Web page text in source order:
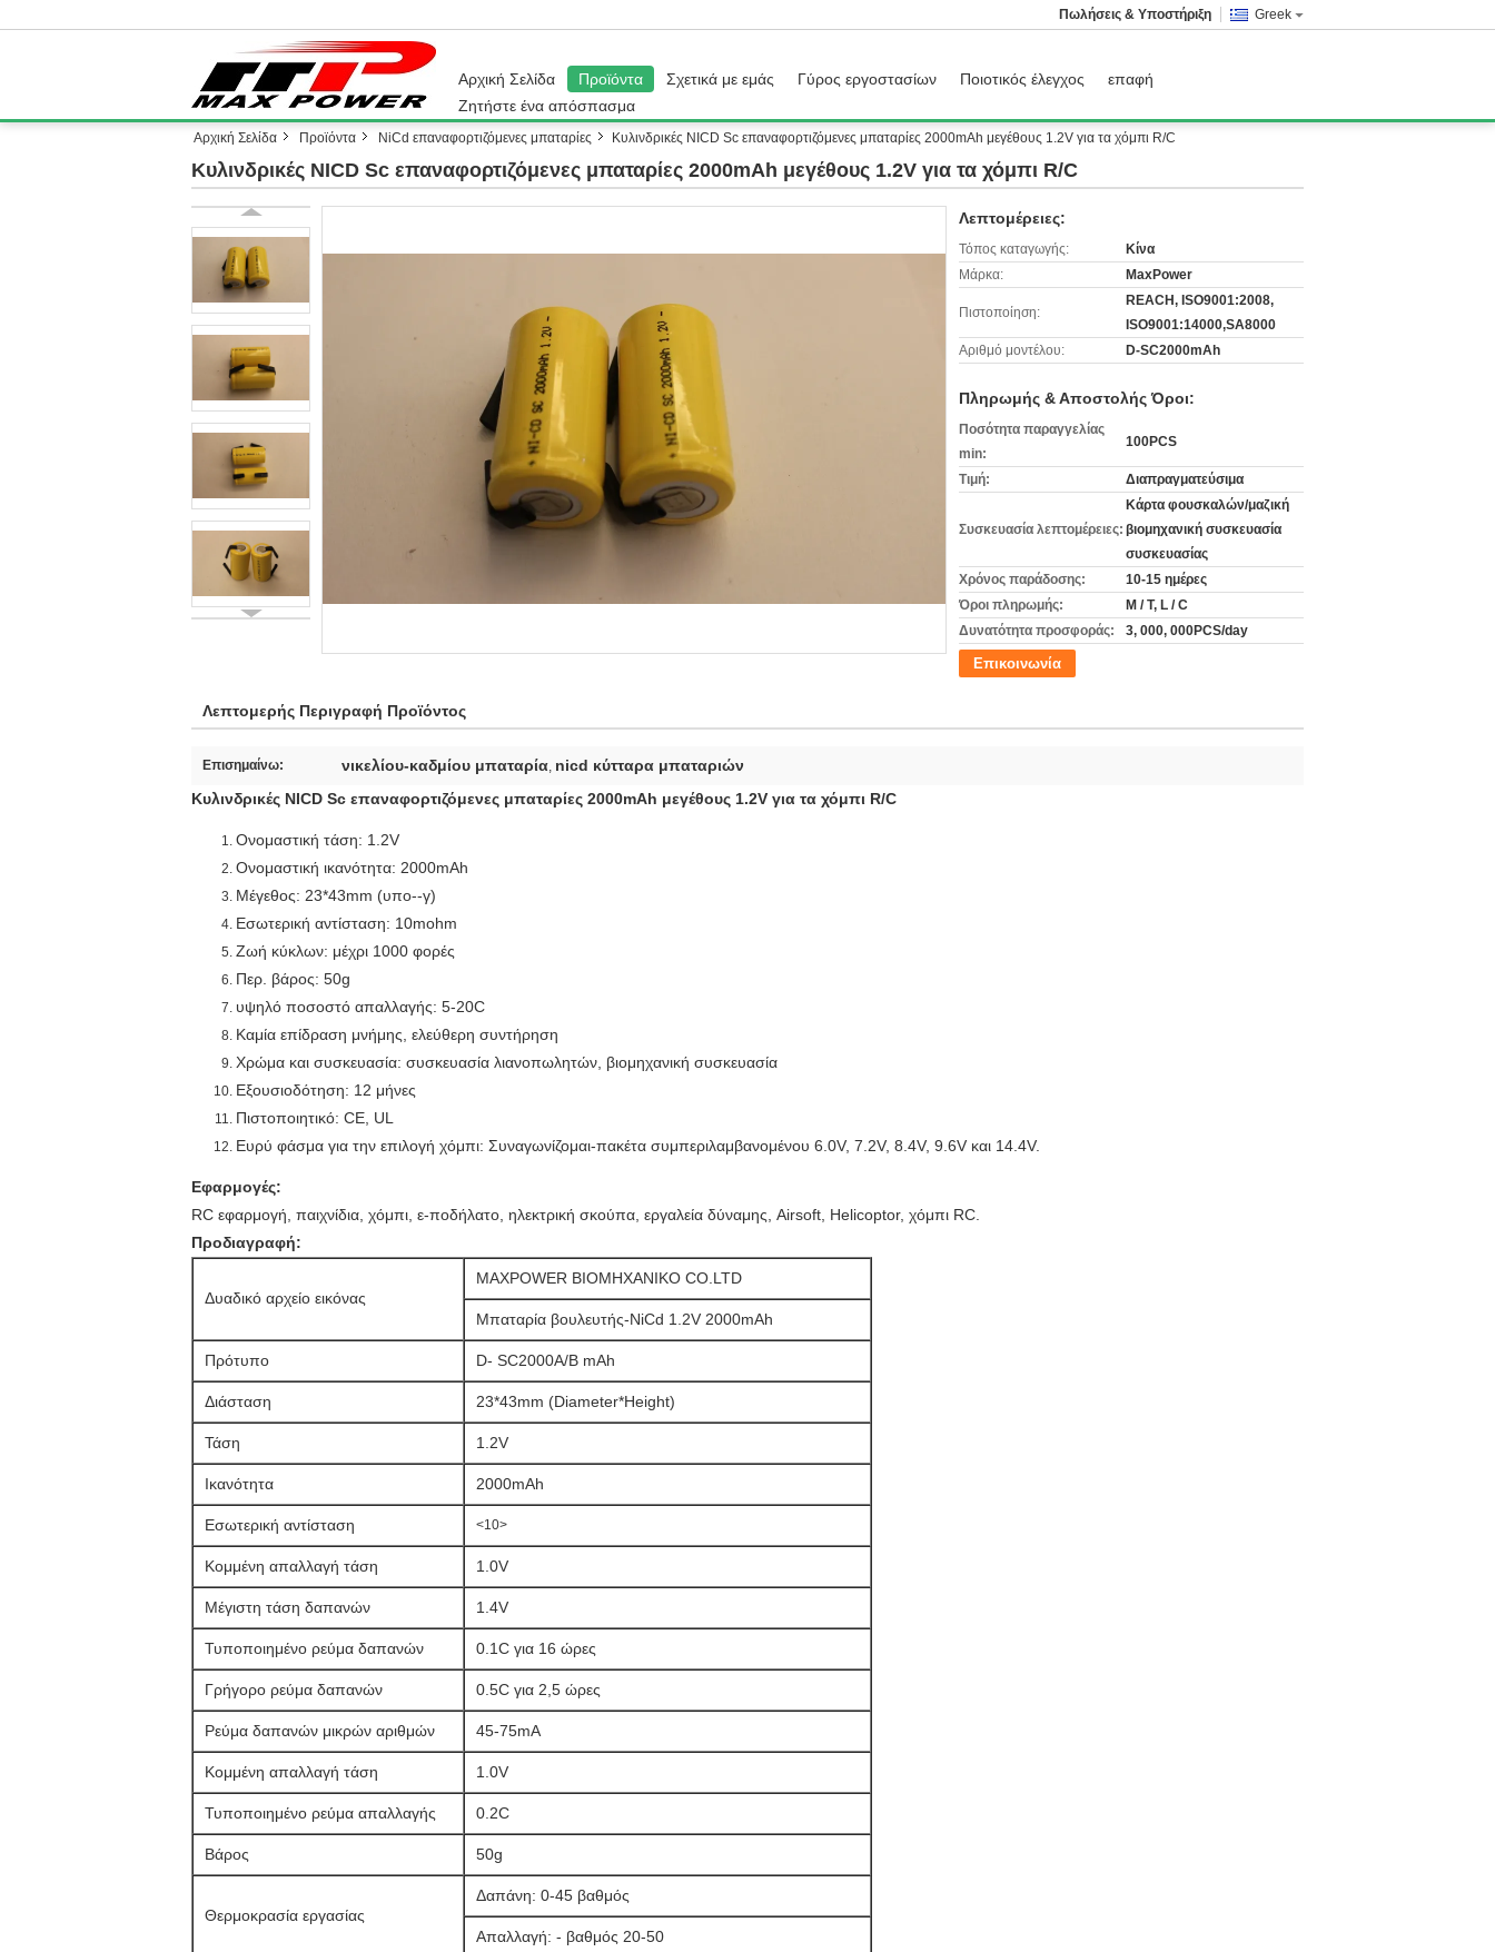
Greek
Πωλήσεις & Υποστήριξη
Αρχική Σελίδα Προϊόντα Σχετικά με εμάς Γύρος εργοστασίων Ποιοτικός έλεγχος
επαφή
Ζητήστε ένα απόσπασμα
Αρχική Σελίδα Προϊόντα NiCd επαναφορτιζόμενες μπαταρίες Κυλινδρικές NICD Sc επαναφορτιζόμενες μπαταρίες 2000mAh μεγέθους 1.2V για τα χόμπι R/C
Κυλινδρικές NICD Sc επαναφορτιζόμενες μπαταρίες 2000mAh μεγέθους 1.2V για τα χόμπι R/C
Λεπτομέρειες:
Τόπος καταγωγής:
Κίνα
Μάρκα:
MaxPower
Πιστοποίηση:
REACH, ISO9001:2008,
ISO9001:14000,SA8000
Αριθμό μοντέλου:
D-SC2000mAh
Πληρωμής & Αποστολής Όροι:
Ποσότητα παραγγελίας
min:
100PCS
Τιμή: Διαπραγματεύσιμα
Συσκευασία λεπτομέρειες:
Κάρτα φουσκαλών/μαζική
βιομηχανική συσκευασία
συσκευασίας
Χρόνος παράδοσης:
10-15 ημέρες
Όροι πληρωμής:
Μ / Τ, L / C
Δυνατότητα προσφοράς:
3, 000, 000PCS/day
Επικοινωνία
Λεπτομερής Περιγραφή Προϊόντος
Επισημαίνω: νικελίου-καδμίου μπαταρία, nicd κύτταρα μπαταριών
Κυλινδρικές NICD Sc επαναφορτιζόμενες μπαταρίες 2000mAh μεγέθους 1.2V για τα χόμπι R/C
Ονομαστική τάση: 1.2V
Ονομαστική ικανότητα: 2000mAh
Μέγεθος: 23*43mm (υπο--γ)
Εσωτερική αντίσταση: 10mohm
Ζωή κύκλων: μέχρι 1000 φορές
Περ. βάρος: 50g
υψηλό ποσοστό απαλλαγής: 5-20C
Καμία επίδραση μνήμης, ελεύθερη συντήρηση
Χρώμα και συσκευασία: συσκευασία λιανοπωλητών, βιομηχανική συσκευασία
Εξουσιοδότηση: 12 μήνες
Πιστοποιητικό: CE, UL
Ευρύ φάσμα για την επιλογή χόμπι: Συναγωνίζομαι-πακέτα συμπεριλαμβανομένου 6.0V, 7.2V, 8.4V, 9.6V και 14.4V.
Εφαρμογές:
RC εφαρμογή, παιχνίδια, χόμπι, ε-ποδήλατο, ηλεκτρική σκούπα, εργαλεία δύναμης, Airsoft, Helicoptor, χόμπι RC.
Προδιαγραφή:
Δυαδικό αρχείο εικόνας
MAXPOWER ΒΙΟΜΗΧΑΝΙΚΟ CO.LTD
Μπαταρία βουλευτής-NiCd 1.2V 2000mAh
Πρότυπο D- SC2000A/B mAh
Διάσταση 23*43mm (Diameter*Height)
Τάση 1.2V
Ικανότητα 2000mAh
Εσωτερική αντίσταση <10>
Κομμένη απαλλαγή τάση 1.0V
Μέγιστη τάση δαπανών 1.4V
Τυποποιημένο ρεύμα δαπανών 0.1C για 16 ώρες
Γρήγορο ρεύμα δαπανών 0.5C για 2,5 ώρες
Ρεύμα δαπανών μικρών αριθμών 45-75mA
Κομμένη απαλλαγή τάση 1.0V
Τυποποιημένο ρεύμα απαλλαγής 0.2C
Βάρος 50g
Θερμοκρασία εργασίας
Δαπάνη: 0-45 βαθμός
Απαλλαγή: - βαθμός 20-50